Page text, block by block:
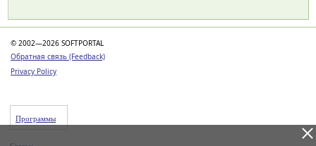
© 2002—2026 SOFTPORTAL
Обратная связь (Feedback)
Privacy Policy
Программы